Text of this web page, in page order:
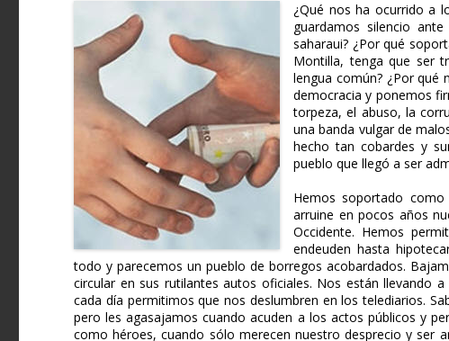
¿Qué nos ha ocurrido a
guardamos silencio
saharaui? ¿Por qué
Montilla, tenga que ser
lengua común? ¿Por qué
democracia y ponemos
torpeza, el abuso, la
una banda vulgar de
hecho tan cobardes y
pueblo que llegó a ser
Hemos soportado
arruine en pocos años
Occidente. Hemos
endeuden hasta
todo y parecemos un pueblo de borregos acobardados.
circular en sus rutilantes autos oficiales. Nos están llevando
cada día permitimos que nos deslumbren en los telediarios.
pero les agasajamos cuando acuden a los actos públicos y
como héroes, cuando sólo merecen nuestro desprecio y ser